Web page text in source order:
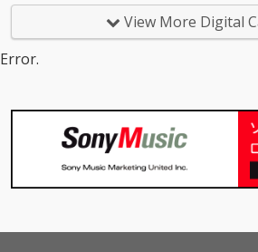
ソウルサンプルと普段
では聞けないfix the he
ソ
では
View More Digital
Error.